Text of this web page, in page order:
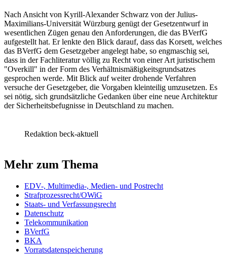
Nach Ansicht von Kyrill-Alexander Schwarz von der Julius-
Maximilians-Universität Würzburg genügt der Gesetzentwurf in
wesentlichen Zügen genau den Anforderungen, die das BVerfG
aufgestellt hat. Er lenkte den Blick darauf, dass das Korsett, welches
das BVerfG dem Gesetzgeber angelegt habe, so engmaschig sei,
dass in der Fachliteratur völlig zu Recht von einer Art juristischem
"Overkill" in der Form des Verhältnismäßigkeitsgrundsatzes
gesprochen werde. Mit Blick auf weiter drohende Verfahren
versuche der Gesetzgeber, die Vorgaben kleinteilig umzusetzen. Es
sei nötig, sich grundsätzliche Gedanken über eine neue Architektur
der Sicherheitsbefugnisse in Deutschland zu machen.
Redaktion beck-aktuell
Mehr zum Thema
EDV-, Multimedia-, Medien- und Postrecht
Strafprozessrecht/OWiG
Staats- und Verfassungsrecht
Datenschutz
Telekommunikation
BVerfG
BKA
Vorratsdatenspeicherung